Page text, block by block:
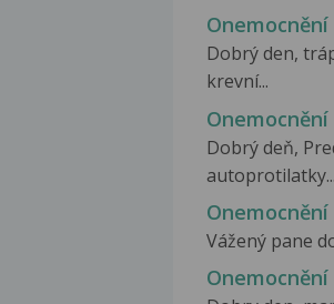
Dobrý den,
krevní...
Dobrý deň,
autoprotilatky...
Vážený pane